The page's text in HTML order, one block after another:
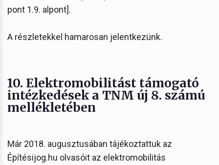
pont 1.9. alpont].
A részletekkel hamarosan jelentkezünk.
10. Elektromobilitást támogató
intézkedések a TNM új 8. számú
mellékletében
Már 2018. augusztusában tájékoztattuk az
Építésijog.hu olvasóit az elektromobilitás